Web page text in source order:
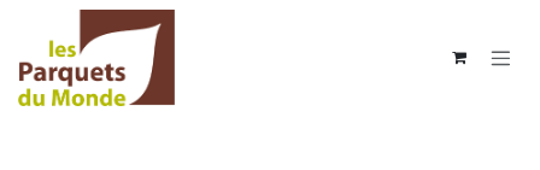
Se rendre au contenu